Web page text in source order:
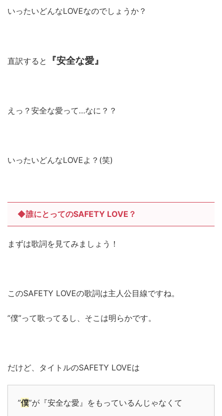
いったいどんなLOVEなのでしょうか？
直訳すると 『安全な愛』
えっ？安全な愛って…なに？？
いったいどんなLOVEよ？(笑)
◆誰にとってのSAFETY LOVE？
まずは歌詞を見てみましょう！
このSAFETY LOVEの歌詞は主人公目線ですね。
”僕”って歌ってるし、そこは明らかです。
だけど、タイトルのSAFETY LOVEは
”僕”が『安全な愛』をもっているんじゃなくて